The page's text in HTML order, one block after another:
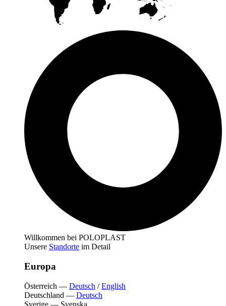
Willkommen bei POLOPLAST
Unsere Standorte im Detail
Europa
Österreich — Deutsch /English
Deutschland — Deutsch
Sverige — Svenska